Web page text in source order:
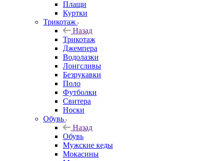
Плащи
Куртки
Трикотаж
Назад
Трикотаж
Джемпера
Водолазки
Лонгсливы
Безрукавки
Поло
Футболки
Свитера
Носки
Обувь
Назад
Обувь
Мужские кеды
Мокасины